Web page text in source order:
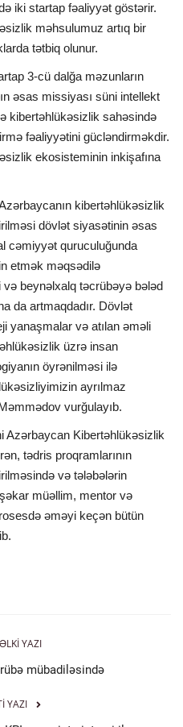
iki startap fəaliyyət göstərir.
məhsulumuz artıq bir
tətbiq olunur.
3-cü dalğa məzunların
əsas missiyası süni intellekt
kibertəhlükəsizlik sahəsində
fəaliyyətini gücləndirməkdir.
ekosisteminin inkişafına
kibertəhlükəsizlik
dövlət siyasətinin əsas
cəmiyyət quruculuğunda
etmək məqsədilə
beynəlxalq təcrübəyə bələd
da artmaqdadır. Dövlət
yanaşmalar və atılan əməli
üzrə insan
öyrənilməsi ilə
ayrılmaz
vurğulayıb.
Azərbaycan Kibertəhlükəsizlik
tədris proqramlarının
və tələbələrin
müəllim, mentor və
əməyi keçən bütün
YAZI
mübadiləsində
YAZI